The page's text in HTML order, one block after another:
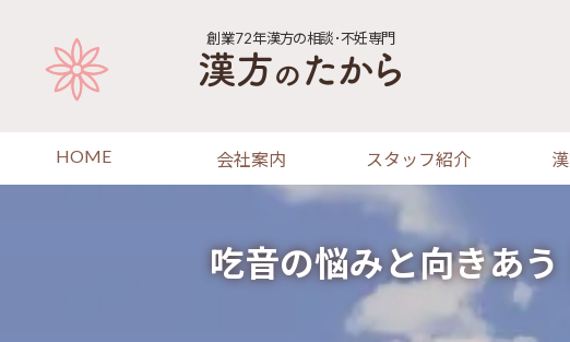
創業72年漢方の相談･不妊専門
HOME 会社案内 スタッフ紹介
吃音の悩みと向きあ